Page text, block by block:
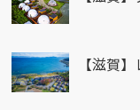
【滋賀